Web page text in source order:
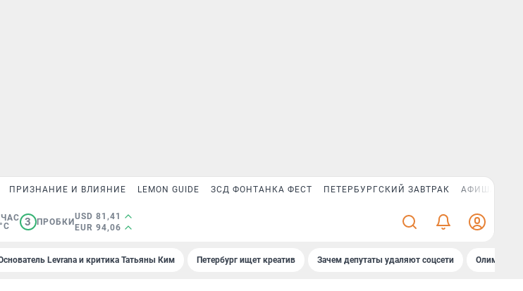
ПРИЗНАНИЕ И ВЛИЯНИЕ LEMON GUIDE ЗСД ФОНТАНКА ФЕСТ ПЕТЕРБУРГСКИЙ ЗАВТРАК АФИША PLUS
3 ПРОБКИ
USD 81,41
EUR 94,06
Levrana и критика Татьяны Ким Петербург ищет креатив Зачем депутаты удаляют соцсети